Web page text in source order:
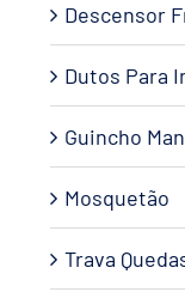
Descensor
Dutos Para
Guincho
Mosquetão
Trava